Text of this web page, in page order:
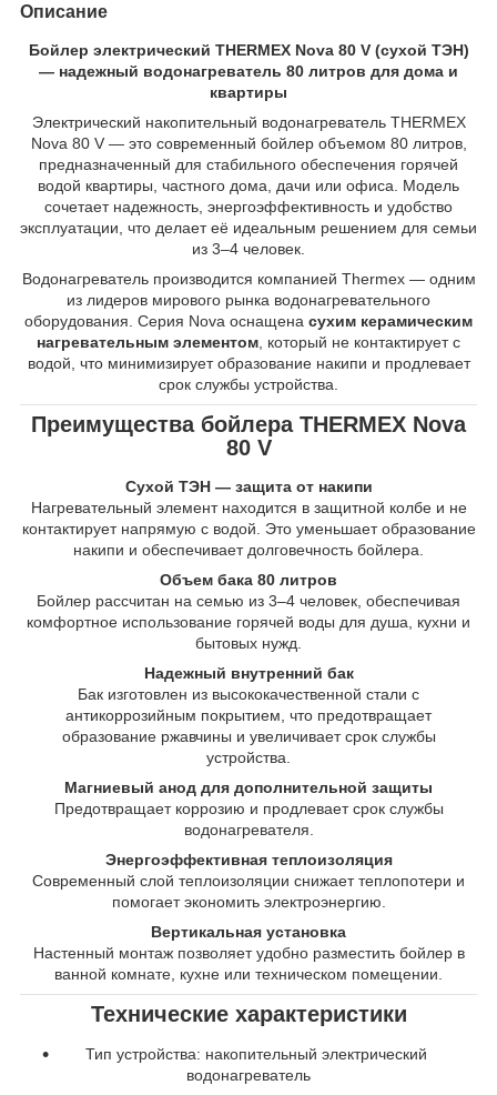
Описание
Бойлер электрический THERMEX Nova 80 V (сухой ТЭН)
— надежный водонагреватель 80 литров для дома и
квартиры
Электрический накопительный водонагреватель THERMEX
Nova 80 V — это современный бойлер объемом 80 литров,
предназначенный для стабильного обеспечения горячей
водой квартиры, частного дома, дачи или офиса. Модель
сочетает надежность, энергоэффективность и удобство
эксплуатации, что делает её идеальным решением для семьи
из 3–4 человек.
Водонагреватель производится компанией Thermex — одним
из лидеров мирового рынка водонагревательного
оборудования. Серия Nova оснащена сухим керамическим
нагревательным элементом , который не контактирует с
водой, что минимизирует образование накипи и продлевает
срок службы устройства.
Преимущества бойлера THERMEX Nova
80 V
Сухой ТЭН — защита от накипи
Нагревательный элемент находится в защитной колбе и не
контактирует напрямую с водой. Это уменьшает образование
накипи и обеспечивает долговечность бойлера.
Объем бака 80 литров
Бойлер рассчитан на семью из 3–4 человек, обеспечивая
комфортное использование горячей воды для душа, кухни и
бытовых нужд.
Надежный внутренний бак
Бак изготовлен из высококачественной стали с
антикоррозийным покрытием, что предотвращает
образование ржавчины и увеличивает срок службы
устройства.
Магниевый анод для дополнительной защиты
Предотвращает коррозию и продлевает срок службы
водонагревателя.
Энергоэффективная теплоизоляция
Современный слой теплоизоляции снижает теплопотери и
помогает экономить электроэнергию.
Вертикальная установка
Настенный монтаж позволяет удобно разместить бойлер в
ванной комнате, кухне или техническом помещении.
Технические характеристики
Тип устройства: накопительный электрический
водонагреватель